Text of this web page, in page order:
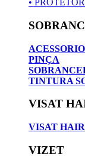
•
PINÇA
TINTURA
VISAT
VISAT HAIR
VIZET